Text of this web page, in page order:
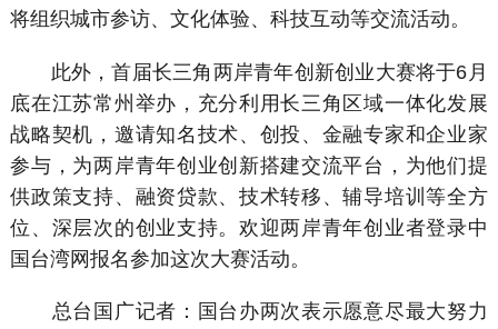
将组织城市参访、文化体验、科技互动等交流活动。
此外，首届长三角两岸青年创新创业大赛将于6月
底在江苏常州举办，充分利用长三角区域一体化发展
战略契机，邀请知名技术、创投、金融专家和企业家
参与，为两岸青年创业创新搭建交流平台，为他们提
供政策支持、融资贷款、技术转移、辅导培训等全方
位、深层次的创业支持。欢迎两岸青年创业者登录中
国台湾网报名参加这次大赛活动。
总台国广记者：国台办两次表示愿意尽最大努力